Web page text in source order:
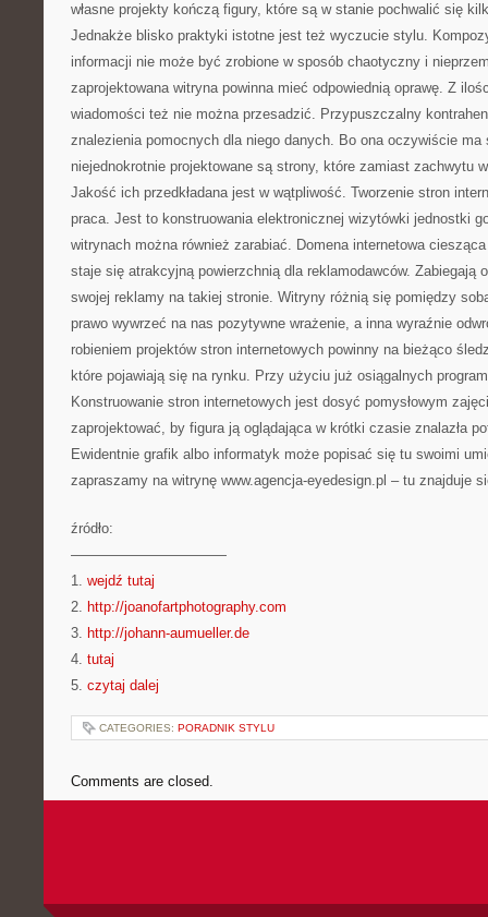
własne projekty kończą figury, które są w stanie pochwalić się
Jednakże blisko praktyki istotne jest też wyczucie stylu.
informacji nie może być zrobione w sposób chaotyczny i
zaprojektowana witryna powinna mieć odpowiednią oprawę. Z
wiadomości też nie można przesadzić. Przypuszczalny
znalezienia pomocnych dla niego danych. Bo ona oczywiście ma
niejednokrotnie projektowane są strony, które zamiast zachwytu
Jakość ich przedkładana jest w wątpliwość. Tworzenie stron
praca. Jest to konstruowania elektronicznej wizytówki jednostki
witrynach można również zarabiać. Domena internetowa
staje się atrakcyjną powierzchnią dla reklamodawców. Zabiegają
swojej reklamy na takiej stronie. Witryny różnią się pomiędzy
prawo wywrzeć na nas pozytywne wrażenie, a inna wyraźnie
robieniem projektów stron internetowych powinny na bieżąco
które pojawiają się na rynku. Przy użyciu już osiągalnych
Konstruowanie stron internetowych jest dosyć pomysłowym
zaprojektować, by figura ją oglądająca w krótki czasie znalazła
Ewidentnie grafik albo informatyk może popisać się tu swoimi
zapraszamy na witrynę www.agencja-eyedesign.pl – tu znajduje
źródło:
———————————
1. wejdź tutaj
2. http://joanofartphotography.com
3. http://johann-aumueller.de
4. tutaj
5. czytaj dalej
CATEGORIES: PORADNIK STYLU
Comments are closed.